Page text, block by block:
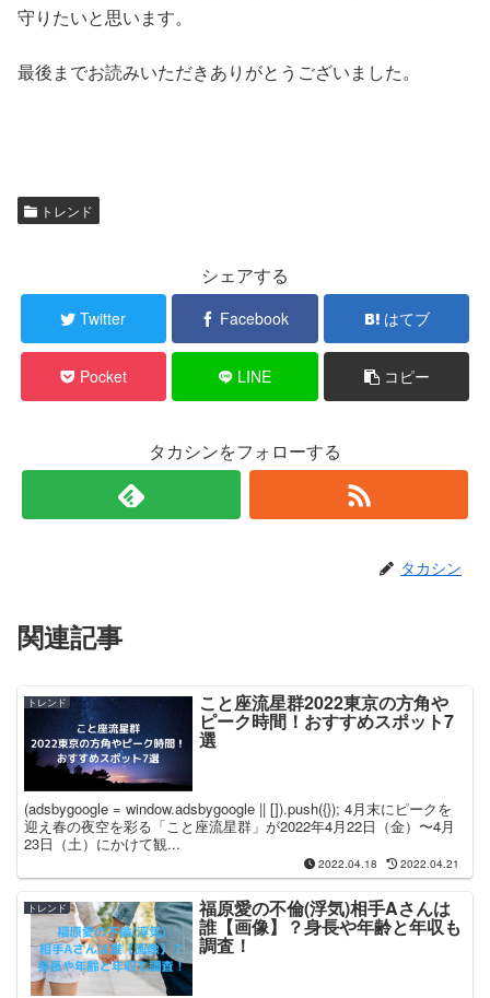
守りたいと思います。
最後までお読みいただきありがとうございました。
トレンド
シェアする
Twitter Facebook はてブ
Pocket LINE コピー
タカシンをフォローする
タカシン
関連記事
トレンド こと座流星群2022東京の方角や
ピーク時間！おすすめスポット7
選
(adsbygoogle = window.adsbygoogle || []).push({}); 4月末にピークを
迎え春の夜空を彩る「こと座流星群」が2022年4月22日（金）〜4月
23日（土）にかけて観...
2022.04.18 2022.04.21
トレンド 福原愛の不倫(浮気)相手Aさんは
誰【画像】？身長や年齢と年収も
調査！